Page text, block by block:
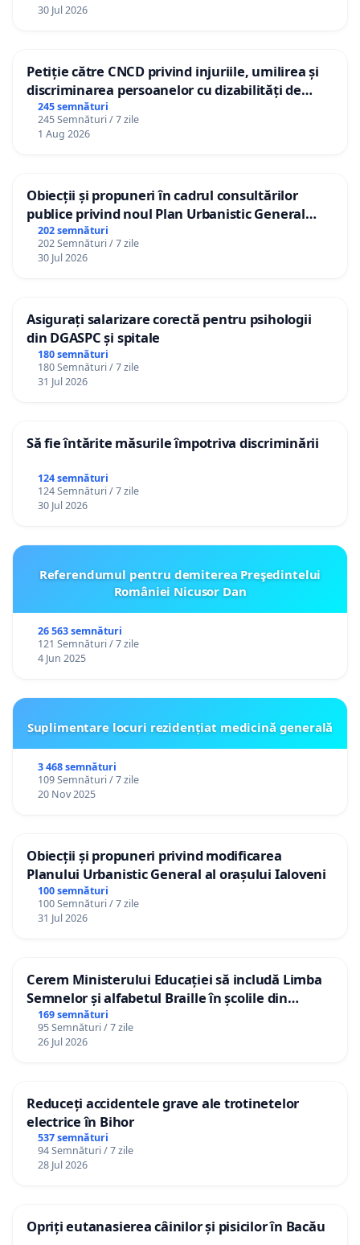
30 Jul 2026
Petiție către CNCD privind injuriile, umilirea și
discriminarea persoanelor cu dizabilități de
către utilizatorul TikTok „Gorici”
245 semnături
245 Semnături / 7 zile
1 Aug 2026
Obiecții și propuneri în cadrul consultărilor
publice privind noul Plan Urbanistic General
(PUG) Ialoveni
202 semnături
202 Semnături / 7 zile
30 Jul 2026
Asigurați salarizare corectă pentru psihologii
din DGASPC și spitale
180 semnături
180 Semnături / 7 zile
31 Jul 2026
Să fie întărite măsurile împotriva discriminării
124 semnături
124 Semnături / 7 zile
30 Jul 2026
Referendumul pentru demiterea Preşedintelui
României Nicusor Dan
26 563 semnături
121 Semnături / 7 zile
4 Jun 2025
Suplimentare locuri rezidențiat medicină generală
3 468 semnături
109 Semnături / 7 zile
20 Nov 2025
Obiecții și propuneri privind modificarea
Planului Urbanistic General al orașului Ialoveni
100 semnături
100 Semnături / 7 zile
31 Jul 2026
Cerem Ministerului Educației să includă Limba
Semnelor și alfabetul Braille în școlile din
Republica Moldova!
169 semnături
95 Semnături / 7 zile
26 Jul 2026
Reduceți accidentele grave ale trotinetelor
electrice în Bihor
537 semnături
94 Semnături / 7 zile
28 Jul 2026
Opriți eutanasierea câinilor și pisicilor în Bacău